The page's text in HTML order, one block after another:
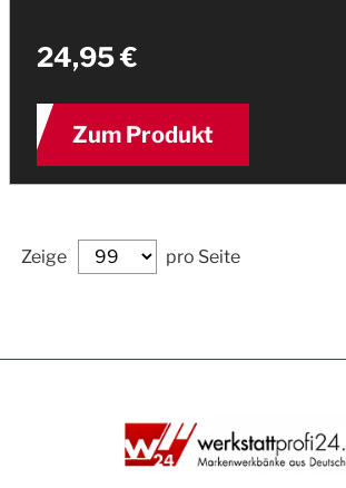
24,95 €
Zum Produkt
Zeige pro Seite